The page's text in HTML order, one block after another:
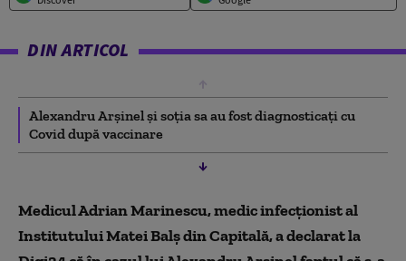
DIN ARTICOL
Alexandru Arşinel şi soţia sa au fost diagnosticați cu
Covid după vaccinare
Medicul Adrian Marinescu, medic infecționist al
Institutului Matei Balș din Capitală, a declarat la